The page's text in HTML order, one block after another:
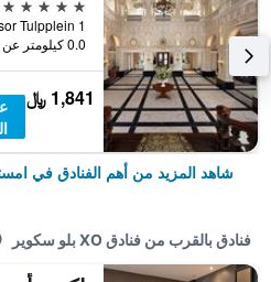
0.0 كيلومتر عن وسط المدينة
1,841 ﷼
شاهد المزيد من أهم الفنادق في
فنادق بالقرب من فنادق XO بلو سكوير